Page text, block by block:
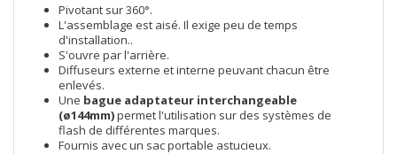
Pivotant sur 360°.
L'assemblage est aisé. Il exige peu de temps
d'installation..
S'ouvre par l'arrière.
Diffuseurs externe et interne peuvant chacun être
enlevés.
Une bague adaptateur interchangeable
(ø144mm)permet l'utilisation sur des systèmes de
flash de différentes marques.
Fournis avec un sac portable astucieux.